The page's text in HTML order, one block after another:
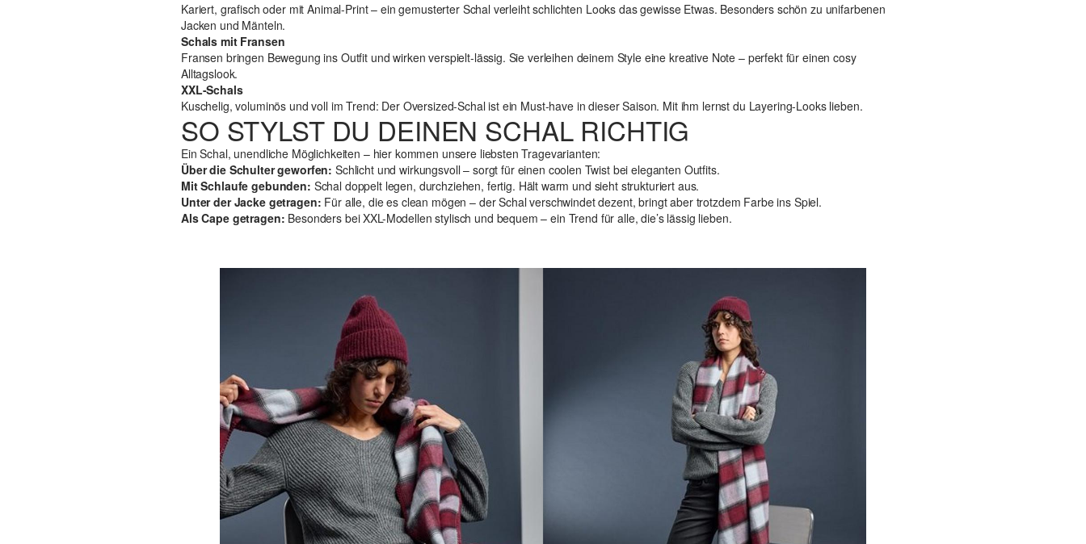
Kariert, grafisch oder mit Animal-Print – ein gemusterter Schal verleiht schlichten Looks das gewisse Etwas. Besonders schön zu unifarbenen
Jacken und Mänteln.
Schals mit Fransen
Fransen bringen Bewegung ins Outfit und wirken verspielt-lässig. Sie verleihen deinem Style eine kreative Note – perfekt für einen cosy
Alltagslook.
XXL-Schals
Kuschelig, voluminös und voll im Trend: Der Oversized-Schal ist ein Must-have in dieser Saison. Mit ihm lernst du Layering-Looks lieben.
SO STYLST DU DEINEN SCHAL RICHTIG
Ein Schal, unendliche Möglichkeiten – hier kommen unsere liebsten Tragevarianten:
Über die Schulter geworfen: Schlicht und wirkungsvoll – sorgt für einen coolen Twist bei eleganten Outfits.
Mit Schlaufe gebunden: Schal doppelt legen, durchziehen, fertig. Hält warm und sieht strukturiert aus.
Unter der Jacke getragen: Für alle, die es clean mögen – der Schal verschwindet dezent, bringt aber trotzdem Farbe ins Spiel.
Als Cape getragen: Besonders bei XXL-Modellen stylisch und bequem – ein Trend für alle, die’s lässig lieben.